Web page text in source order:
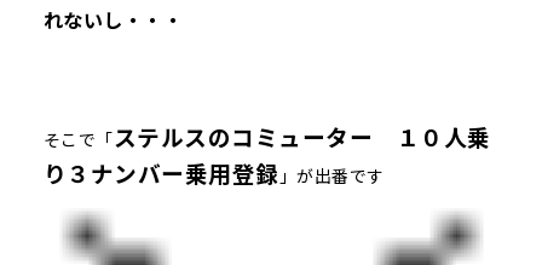
れないし・・・
そこで「ステルスのコミューター １０人乗
り３ナンバー乗用登録 」が出番です